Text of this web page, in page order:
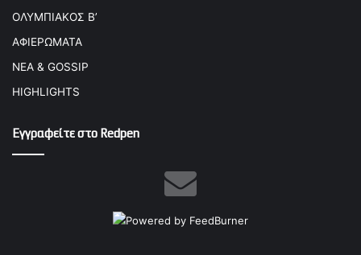
ΟΛΥΜΠΙΑΚΟΣ Β’
ΑΦΙΕΡΩΜΑΤΑ
ΝΕΑ & GOSSIP
HIGHLIGHTS
Εγγραφείτε στο Redpen